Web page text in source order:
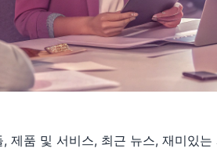
제품 및 서비스, 최근 뉴스, 재미있